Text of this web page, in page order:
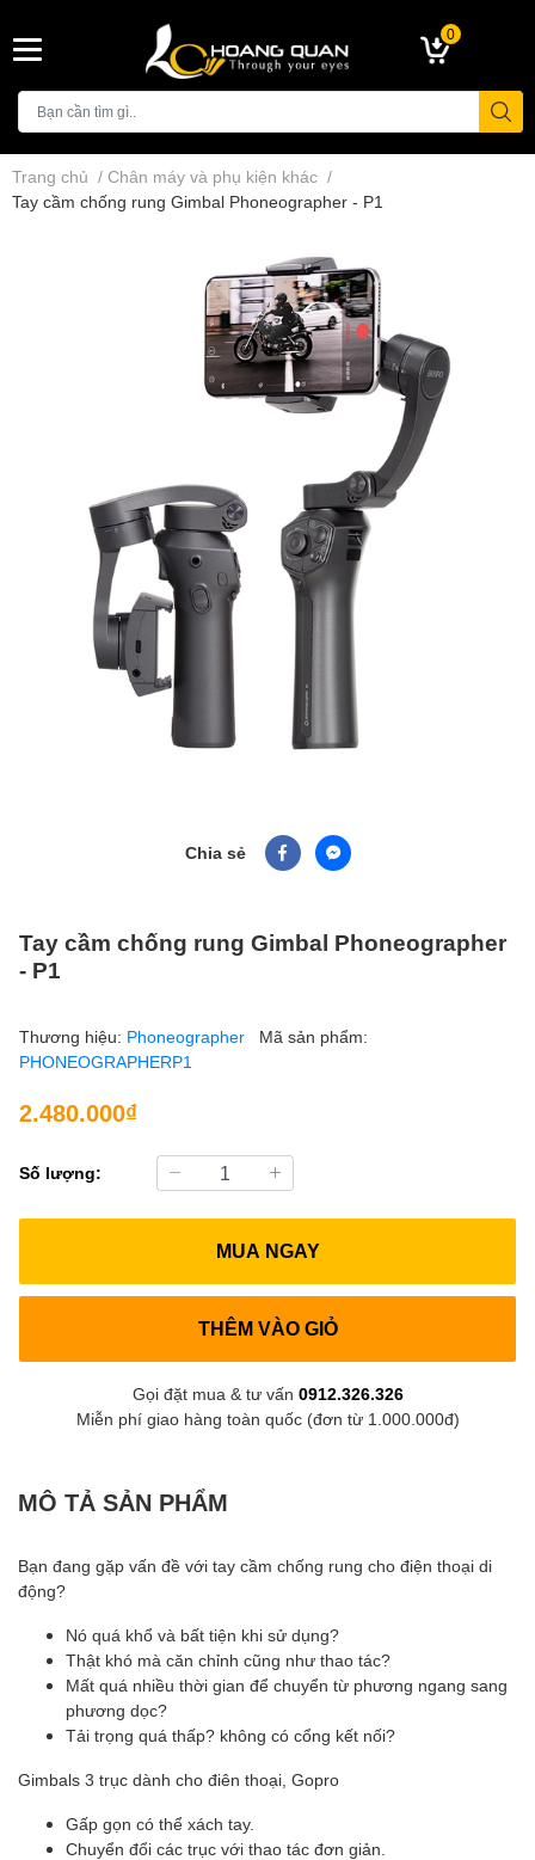
0
Trang chủ / Chân máy và phụ kiện khác /
Tay cầm chống rung Gimbal Phoneographer - P1
Chia sẻ
Tay cầm chống rung Gimbal Phoneographer
- P1
Thương hiệu: Phoneographer
Mã sản phẩm:
PHONEOGRAPHERP1
2.480.000₫
Số lượng:
MUA NGAY
THÊM VÀO GIỎ
Gọi đặt mua & tư vấn 0912.326.326
Miễn phí giao hàng toàn quốc (đơn từ 1.000.000đ)
MÔ TẢ SẢN PHẨM
Bạn đang gặp vấn đề với tay cầm chống rung cho điện thoại di
động?
Nó quá khổ và bất tiện khi sử dụng?
Thật khó mà căn chỉnh cũng như thao tác?
Mất quá nhiều thời gian để chuyển từ phương ngang sang
phương dọc?
Tải trọng quá thấp? không có cổng kết nối?
Gimbals 3 trục dành cho điên thoại, Gopro
Gấp gọn có thể xách tay.
Chuyển đổi các trục với thao tác đơn giản.